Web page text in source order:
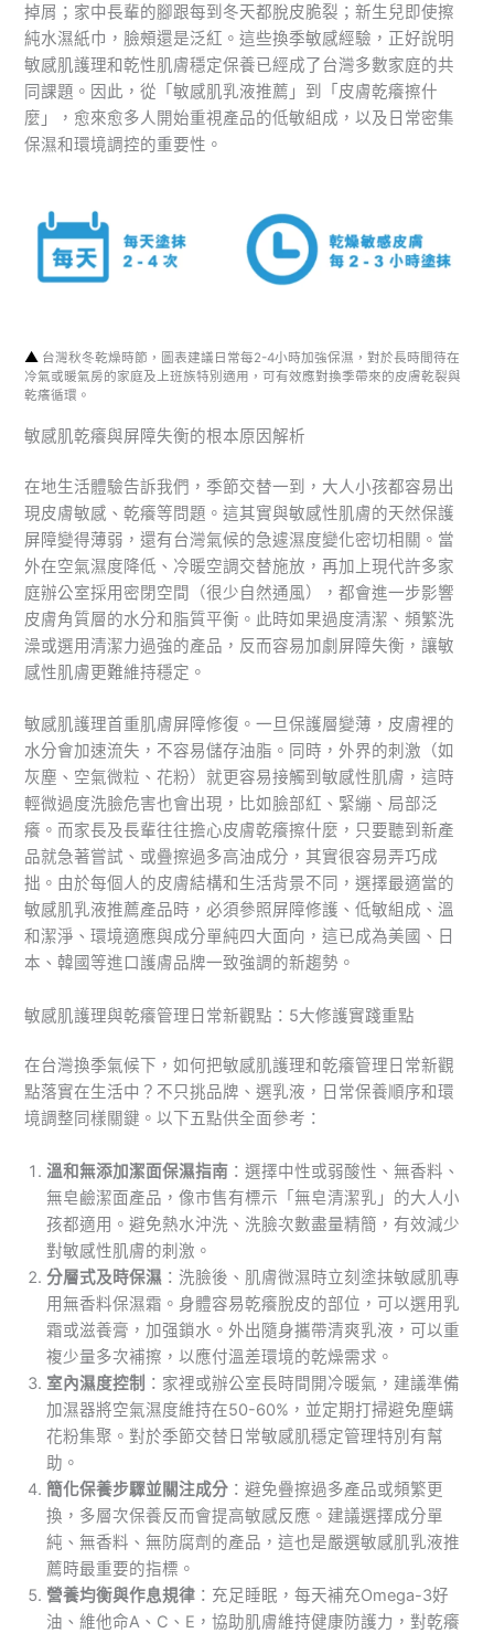
掉屑；家中長輩的腳跟每到冬天都脫皮脆裂；新生兒即使擦
純水濕紙巾，臉頰還是泛紅。這些換季敏感經驗，正好說明
敏感肌護理和乾性肌膚穩定保養已經成了台灣多數家庭的共
同課題。因此，從「敏感肌乳液推薦」到「皮膚乾癢擦什
麼」，愈來愈多人開始重視產品的低敏組成，以及日常密集
保濕和環境調控的重要性。
▲ 台灣秋冬乾燥時節，圖表建議日常每2-4小時加強保濕，對於長時間待在
冷氣或暖氣房的家庭及上班族特別適用，可有效應對換季帶來的皮膚乾裂與
乾癢循環。
敏感肌乾癢與屏障失衡的根本原因解析
在地生活體驗告訴我們，季節交替一到，大人小孩都容易出
現皮膚敏感、乾癢等問題。這其實與敏感性肌膚的天然保護
屏障變得薄弱，還有台灣氣候的急遽濕度變化密切相關。當
外在空氣濕度降低、冷暖空調交替施放，再加上現代許多家
庭辦公室採用密閉空間（很少自然通風），都會進一步影響
皮膚角質層的水分和脂質平衡。此時如果過度清潔、頻繁洗
澡或選用清潔力過強的產品，反而容易加劇屏障失衡，讓敏
感性肌膚更難維持穩定。
敏感肌護理首重肌膚屏障修復。一旦保護層變薄，皮膚裡的
水分會加速流失，不容易儲存油脂。同時，外界的刺激（如
灰塵、空氣微粒、花粉）就更容易接觸到敏感性肌膚，這時
輕微過度洗臉危害也會出現，比如臉部紅、緊繃、局部泛
癢。而家長及長輩往往擔心皮膚乾癢擦什麼，只要聽到新產
品就急著嘗試、或疊擦過多高油成分，其實很容易弄巧成
拙。由於每個人的皮膚結構和生活背景不同，選擇最適當的
敏感肌乳液推薦產品時，必須參照屏障修護、低敏組成、溫
和潔淨、環境適應與成分單純四大面向，這已成為美國、日
本、韓國等進口護膚品牌一致強調的新趨勢。
敏感肌護理與乾癢管理日常新觀點：5大修護實踐重點
在台灣換季氣候下，如何把敏感肌護理和乾癢管理日常新觀
點落實在生活中？不只挑品牌、選乳液，日常保養順序和環
境調整同樣關鍵。以下五點供全面參考：
溫和無添加潔面保濕指南 ：選擇中性或弱酸性、無香料、
無皂鹼潔面產品，像市售有標示「無皂清潔乳」的大人小
孩都適用。避免熱水沖洗、洗臉次數盡量精簡，有效減少
對敏感性肌膚的刺激。
分層式及時保濕 ：洗臉後、肌膚微濕時立刻塗抹敏感肌專
用無香料保濕霜。身體容易乾癢脫皮的部位，可以選用乳
霜或滋養膏，加强鎖水。外出隨身攜帶清爽乳液，可以重
複少量多次補擦，以應付溫差環境的乾燥需求。
室內濕度控制 ：家裡或辦公室長時間開冷暖氣，建議準備
加濕器將空氣濕度維持在50-60%，並定期打掃避免塵螨
花粉集聚。對於季節交替日常敏感肌穩定管理特別有幫
助。
簡化保養步驟並關注成分 ：避免疊擦過多產品或頻繁更
換，多層次保養反而會提高敏感反應。建議選擇成分單
純、無香料、無防腐劑的產品，這也是嚴選敏感肌乳液推
薦時最重要的指標。
營養均衡與作息規律 ：充足睡眠，每天補充Omega-3好
油、維他命A、C、E，協助肌膚維持健康防護力，對乾癢